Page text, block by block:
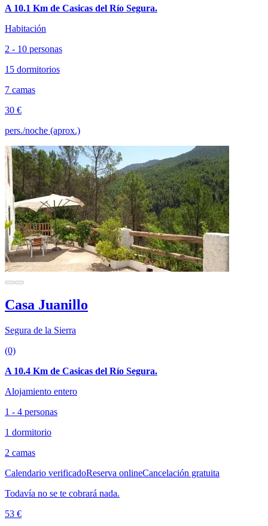
A 10.1 Km de Casicas del Río Segura.
Habitación
2 - 10 personas
15 dormitorios
7 camas
30 €
pers./noche (aprox.)
Casa Juanillo
Segura de la Sierra
(0)
A 10.4 Km de Casicas del Río Segura.
Alojamiento entero
1 - 4 personas
1 dormitorio
2 camas
Calendario verificadoReserva onlineCancelación gratuita
Todavía no se te cobrará nada.
53 €